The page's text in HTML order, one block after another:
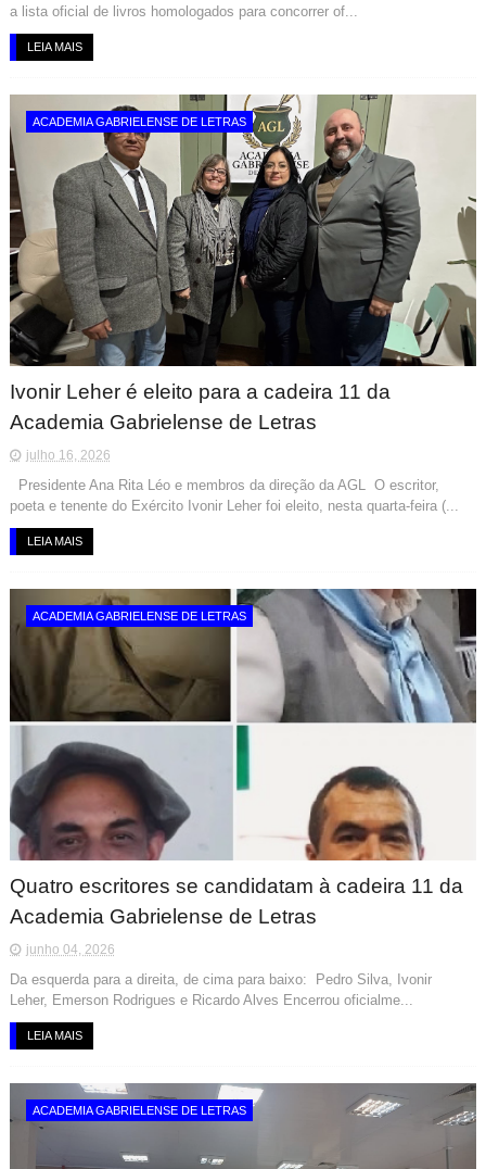
a lista oficial de livros homologados para concorrer of...
LEIA MAIS
ACADEMIA GABRIELENSE DE LETRAS
Ivonir Leher é eleito para a cadeira 11 da
Academia Gabrielense de Letras
julho 16, 2026
Presidente Ana Rita Léo e membros da direção da AGL O escritor,
poeta e tenente do Exército Ivonir Leher foi eleito, nesta quarta-feira (...
LEIA MAIS
ACADEMIA GABRIELENSE DE LETRAS
Quatro escritores se candidatam à cadeira 11 da
Academia Gabrielense de Letras
junho 04, 2026
Da esquerda para a direita, de cima para baixo: Pedro Silva, Ivonir
Leher, Emerson Rodrigues e Ricardo Alves Encerrou oficialme...
LEIA MAIS
ACADEMIA GABRIELENSE DE LETRAS